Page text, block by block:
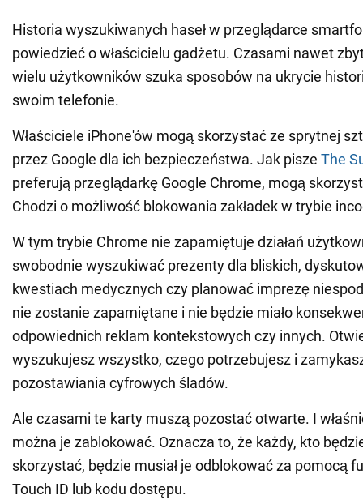
Historia wyszukiwanych haseł w przeglądarce
powiedzieć o właścicielu gadżetu. Czasami nawet
wielu użytkowników szuka sposobów na ukrycie
swoim telefonie.
Właściciele iPhone'ów mogą skorzystać ze sprytnej
przez Google dla ich bezpieczeństwa. Jak pisze The
preferują przeglądarkę Google Chrome, mogą
Chodzi o możliwość blokowania zakładek w trybie
W tym trybie Chrome nie zapamiętuje działań
swobodnie wyszukiwać prezenty dla bliskich,
kwestiach medycznych czy planować imprezę
nie zostanie zapamiętane i nie będzie miało
odpowiednich reklam kontekstowych czy innych.
wyszukujesz wszystko, czego potrzebujesz i
pozostawiania cyfrowych śladów.
Ale czasami te karty muszą pozostać otwarte. I
można je zablokować. Oznacza to, że każdy, kto
skorzystać, będzie musiał je odblokować za pomocą
Touch ID lub kodu dostępu.